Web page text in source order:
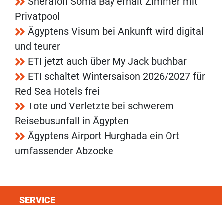
Privatpool
Ägyptens Visum bei Ankunft wird digital
und teurer
ETI jetzt auch über My Jack buchbar
ETI schaltet Wintersaison 2026/2027 für
Red Sea Hotels frei
Tote und Verletzte bei schwerem
Reisebusunfall in Ägypten
Ägyptens Airport Hurghada ein Ort
umfassender Abzocke
SERVICE